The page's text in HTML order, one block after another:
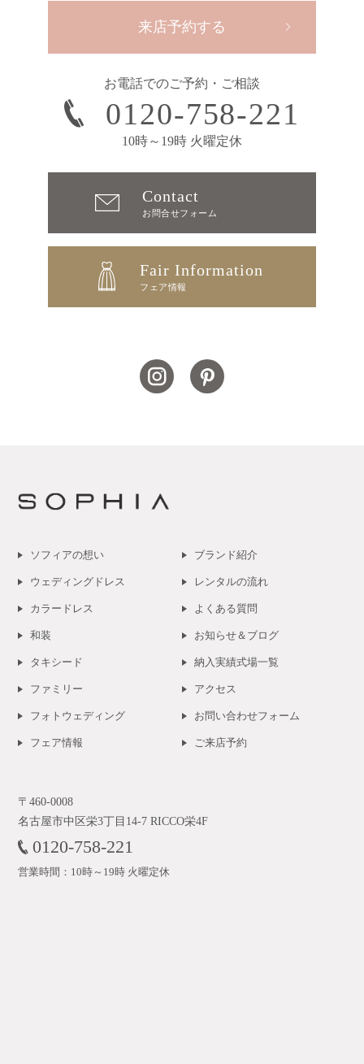
来店予約する
お電話でのご予約・ご相談
0120-758-221
10時～19時 火曜定休
Contact
お問合せフォーム
Fair Information
フェア情報
ソフィアの想い
ウェディングドレス
カラードレス
和装
タキシード
ファミリー
フォトウェディング
フェア情報
ブランド紹介
レンタルの流れ
よくある質問
お知らせ＆ブログ
納入実績式場一覧
アクセス
お問い合わせフォーム
ご来店予約
〒460-0008
名古屋市中区栄3丁目14-7 RICCO栄4F
0120-758-221
営業時間：10時～19時 火曜定休